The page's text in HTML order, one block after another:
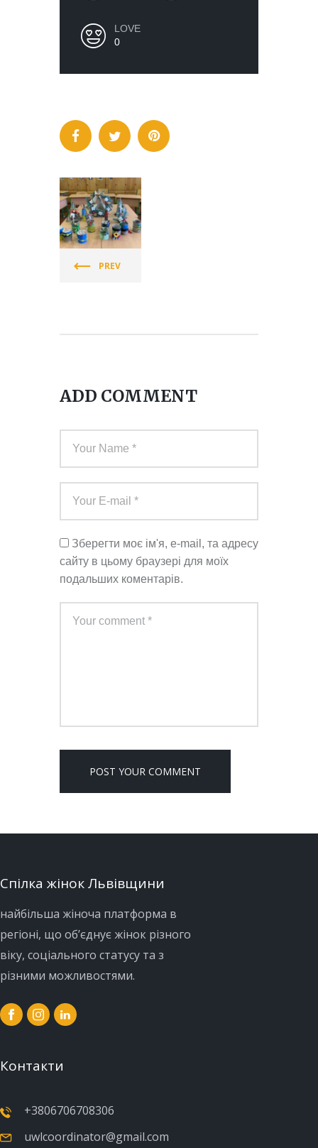
0
LOVE
ГРОМАДС
ЬКА
ОРГАНІЗА
PREV
ADD COMMENT
Зберегти моє ім'я, e-mail, та адресу
сайту в цьому браузері для моїх
подальших коментарів.
Спілка жінок Львівщини
найбільша жіноча платформа в
регіоні, що об’єднує жінок різного
віку, соціального статусу та з
різними можливостями.
Контакти
+3806706708306
uwlcoordinator@gmail.com